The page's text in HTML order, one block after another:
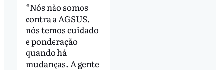
“Nós não somos
contra a AGSUS,
nós temos cuidado
e ponderação
quando há
mudanças. A gente